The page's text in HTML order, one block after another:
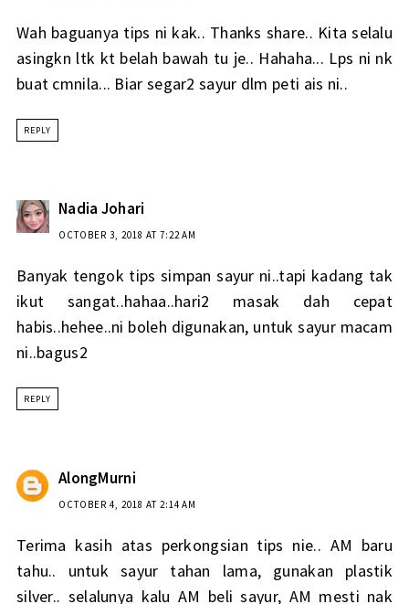
Wah baguanya tips ni kak.. Thanks share.. Kita selalu
asingkn ltk kt belah bawah tu je.. Hahaha... Lps ni nk
buat cmnila... Biar segar2 sayur dlm peti ais ni..
REPLY
Nadia Johari
OCTOBER 3, 2018 AT 7:22 AM
Banyak tengok tips simpan sayur ni..tapi kadang tak
ikut sangat..hahaa..hari2 masak dah cepat
habis..hehee..ni boleh digunakan, untuk sayur macam
ni..bagus2
REPLY
AlongMurni
OCTOBER 4, 2018 AT 2:14 AM
Terima kasih atas perkongsian tips nie.. AM baru
tahu.. untuk sayur tahan lama, gunakan plastik
silver.. selalunya kalu AM beli sayur, AM mesti nak